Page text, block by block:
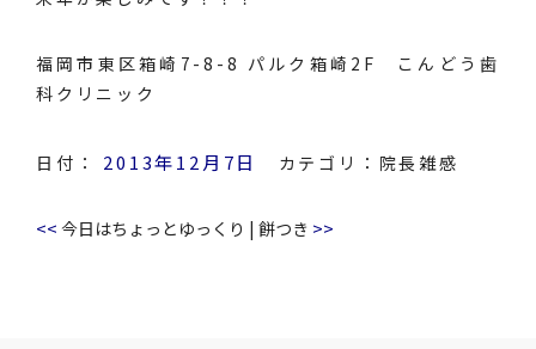
福岡市東区箱崎7-8-8 パルク箱崎2F こんどう歯
科クリニック
日付： 2013年12月7日 カテゴリ： 院長雑感
<< 今日はちょっとゆっくり | 餅つき >>